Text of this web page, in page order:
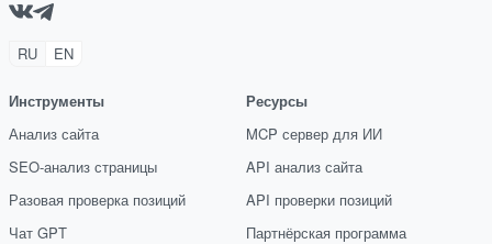
RU EN
Инструменты
Анализ сайта
SEO-анализ страницы
Разовая проверка позиций
Чат GPT
Ресурсы
MCP сервер для ИИ
API анализ сайта
API проверки позиций
Партнёрская программа